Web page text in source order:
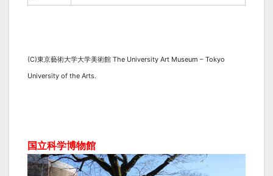
(C)東京藝術大学大学美術館 The University Art Museum – Tokyo
University of the Arts.
国立科学博物館